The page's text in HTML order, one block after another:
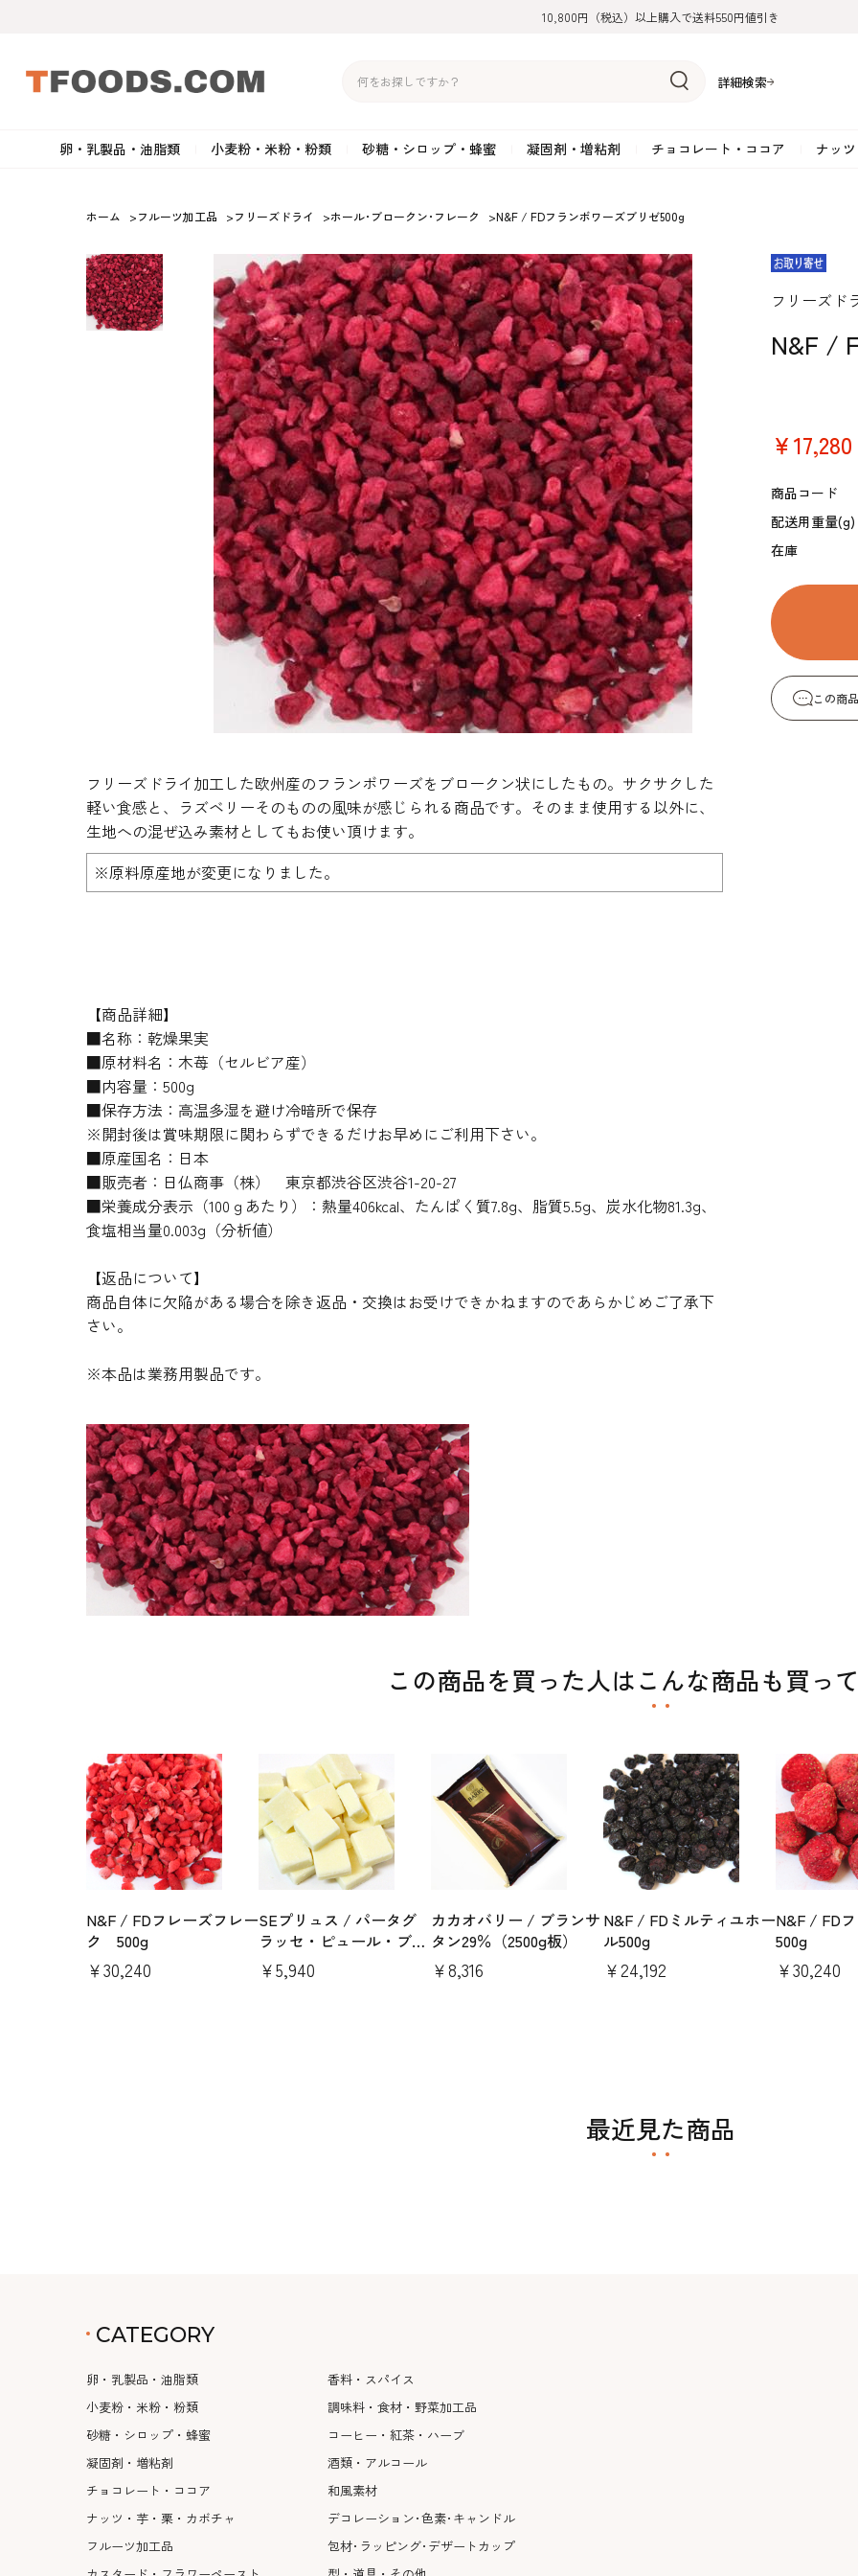
10,800円（税込）以上購入で送料550円値引き
詳細検索
卵・乳製品・油脂類
バター
クリームチーズ
その他のチーズ
生クリーム・ホイップクリーム
卵黄・卵白
ショートニング
オイル・ラード
小麦粉・米粉・粉類
強力粉
薄力粉
全粒粉・ライ麦粉・セモリナ粉
米粉
雑穀類
でんぷん粉
ミックス粉
砂糖・シロップ・蜂蜜
砂糖
黒糖・ブラウンシュガー
カラメル加工品
水飴・転化糖・フォンダン
メープル・モラセス
シロップ・ソース
凝固剤・増粘剤
ゼラチン
寒天
アガー
チョコレート・ココア
ホワイトチョコレート
ガナッシュ用チョコレー
ナッ
アーモンド
ピスタチオ
ヘーゼルナッツ
ココナッツ
プラリネ
栗・マロン
その他のナ
ドライフルーツ
フルーツピール
フルーツホール・カット
フリーズドライ
卵・乳製品・油脂類 小麦粉・米粉・粉類
砂糖・シロップ・蜂
蜜
凝固剤・増粘剤
チョコレート・ココ
ア
ナッツ・芋・栗
香料・スパイス
調味料・食材・野菜
加工品
コーヒー・紅茶・ハ
ーブ
酒類・アルコール 和風素材
ホーム >フルーツ加工品 >フリーズドライ >ホール･ブロークン･フレーク >N&F / FDフランボワーズブリゼ500g
フリーズドライ加工した欧州産のフランボワーズをブロークン状にしたもの。サクサクした
軽い食感と、ラズベリーそのものの風味が感じられる商品です。そのまま使用する以外に、
生地への混ぜ込み素材としてもお使い頂けます。
※原料原産地が変更になりました。
【商品詳細】
■名称：乾燥果実
■原材料名：木苺（セルビア産）
■内容量：500g
■保存方法：高温多湿を避け冷暗所で保存
※開封後は賞味期限に関わらずできるだけお早めにご利用下さい。
■原産国名：日本
■販売者：日仏商事（株） 東京都渋谷区渋谷1-20-27
■栄養成分表示（100ｇあたり）：熱量406kcal、たんぱく質7.8g、脂質5.5g、炭水化物81.3g、
食塩相当量0.003g（分析値）
【返品について】
商品自体に欠陥がある場合を除き返品・交換はお受けできかねますのであらかじめご了承下
さい。
※本品は業務用製品です。
フリーズド
N&F /
￥17,280
商品コード
配送用重量(g)
在庫
この商
この商品を買った人はこんな商品も買っ
N&F / FDフレーズフレー
ク 500g
￥30,240
SEプリュス / パータグ
ラッセ・ピュール・ブラ
ンシュ（2kg）
￥5,940
カカオバリー / ブランサ
タン29％（2500g板）
￥8,316
N&F / FDミルティユホー
ル500g
￥24,192
N&F / FD
500g
￥30,240
最近見た商品
CATEGORY
卵・乳製品・油脂類
小麦粉・米粉・粉類
砂糖・シロップ・蜂蜜
凝固剤・増粘剤
チョコレート・ココア
ナッツ・芋・栗・カボチャ
フルーツ加工品
香料・スパイス
調味料・食材・野菜加工品
コーヒー・紅茶・ハーブ
酒類・アルコール
和風素材
デコレーション･色素･キャンドル
包材･ラッピング･デザートカップ